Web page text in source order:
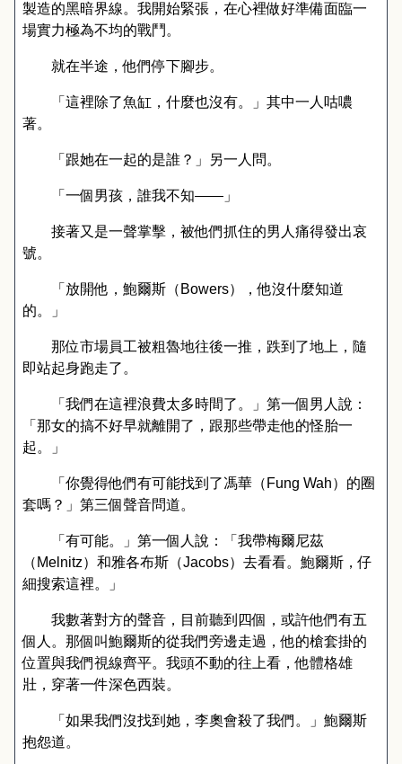
製造的黑暗界線。我開始緊張，在心裡做好準備面臨一
場實力極為不均的戰鬥。
就在半途，他們停下腳步。
「這裡除了魚缸，什麼也沒有。」其中一人咕噥
著。
「跟她在一起的是誰？」另一人問。
「一個男孩，誰我不知—— 」
接著又是一聲掌擊，被他們抓住的男人痛得發出哀
號。
「放開他，鮑爾斯（ Bowers），他沒什麼知道
的。」
那位市場員工被粗魯地往後一推，跌到了地上，隨
即站起身跑走了。
「我們在這裡浪費太多時間了。」第一個男人說：
「那女的搞不好早就離開了，跟那些帶走他的怪胎一
起。」
「你覺得他們有可能找到了馮華（ Fung Wah）的圈
套嗎？」第三個聲音問道。
「有可能。」第一個人說：「我帶梅爾尼茲
（ Melnitz）和雅各布斯（Jacobs）去看看。鮑爾斯，仔
細搜索這裡。」
我數著對方的聲音，目前聽到四個，或許他們有五
個人。那個叫鮑爾斯的從我們旁邊走過，他的槍套掛的
位置與我們視線齊平。我頭不動的往上看，他體格雄
壯，穿著一件深色西裝。
「如果我們沒找到她，李奧會殺了我們。」鮑爾斯
抱怨道。